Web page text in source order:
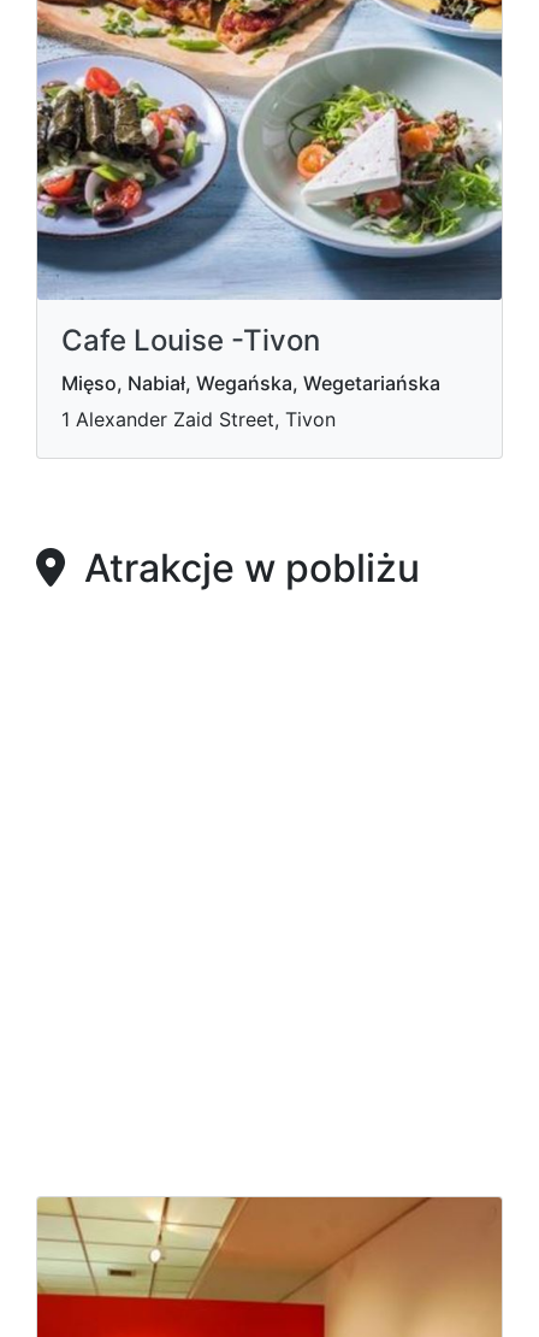
Cafe Louise -Tivon
Mięso, Nabiał, Wegańska, Wegetariańska
1 Alexander Zaid Street, Tivon
Atrakcje w pobliżu